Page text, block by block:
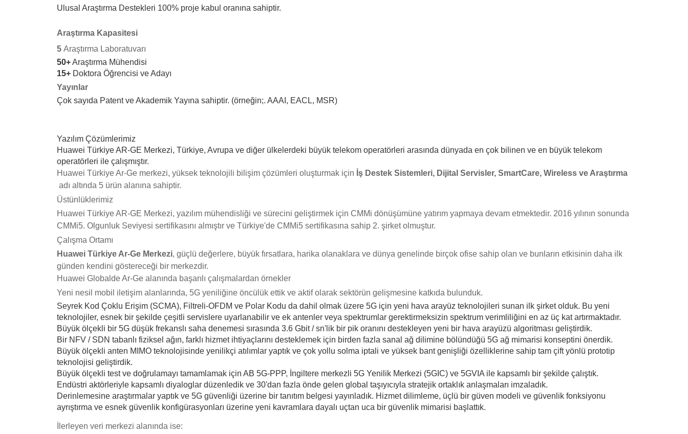
Ulusal Araştırma Destekleri 100% proje kabul oranına sahiptir.
Araştırma Kapasitesi
5 Araştırma Laboratuvarı
50+Araştırma Mühendisi
15+ Doktora Öğrencisi ve Adayı
Yayınlar
Çok sayıda Patent ve Akademik Yayına sahiptir. (örneğin;. AAAI, EACL, MSR)
Yazılım Çözümlerimiz
Huawei Türkiye AR-GE Merkezi, Türkiye, Avrupa ve diğer ülkelerdeki büyük telekom operatörleri arasında dünyada en çok bilinen ve en büyük telekom
operatörleri ile çalışmıştır.
Huawei Türkiye Ar-Ge merkezi, yüksek teknolojili bilişim çözümleri oluşturmak için İş Destek Sistemleri, Dijital Servisler, SmartCare, Wireless ve Araştırma
adı altında 5 ürün alanına sahiptir.
Üstünlüklerimiz
Huawei Türkiye AR-GE Merkezi, yazılım mühendisliği ve sürecini geliştirmek için CMMi dönüşümüne yatırım yapmaya devam etmektedir. 2016 yılının sonunda
CMMi5. Olgunluk Seviyesi sertifikasını almıştır ve Türkiye'de CMMi5 sertifikasına sahip 2. şirket olmuştur.
Çalışma Ortamı
Huawei Türkiye Ar-Ge Merkezi, güçlü değerlere, büyük fırsatlara, harika olanaklara ve dünya genelinde birçok ofise sahip olan ve bunların etkisinin daha ilk
günden kendini göstereceği bir merkezdir.
Huawei Globalde Ar-Ge alanında başarılı çalışmalardan örnekler
Yeni nesil mobil iletişim alanlarında, 5G yeniliğine öncülük ettik ve aktif olarak sektörün gelişmesine katkıda bulunduk.
Seyrek Kod Çoklu Erişim (SCMA), Filtreli-OFDM ve Polar Kodu da dahil olmak üzere 5G için yeni hava arayüz teknolojileri sunan ilk şirket olduk. Bu yeni
teknolojiler, esnek bir şekilde çeşitli servislere uyarlanabilir ve ek antenler veya spektrumlar gerektirmeksizin spektrum verimliliğini en az üç kat artırmaktadır.
Büyük ölçekli bir 5G düşük frekanslı saha denemesi sırasında 3.6 Gbit / sn'lik bir pik oranını destekleyen yeni bir hava arayüzü algoritması geliştirdik.
Bir NFV / SDN tabanlı fiziksel ağın, farklı hizmet ihtiyaçlarını desteklemek için birden fazla sanal ağ dilimine bölündüğü 5G ağ mimarisi konseptini önerdik.
Büyük ölçekli anten MIMO teknolojisinde yenilikçi atılımlar yaptık ve çok yollu solma iptali ve yüksek bant genişliği özelliklerine sahip tam çift yönlü prototip
teknolojisi geliştirdik.
Büyük ölçekli test ve doğrulamayı tamamlamak için AB 5G-PPP, İngiltere merkezli 5G Yenilik Merkezi (5GIC) ve 5GVIA ile kapsamlı bir şekilde çalıştık.
Endüstri aktörleriyle kapsamlı diyaloglar düzenledik ve 30'dan fazla önde gelen global taşıyıcıyla stratejik ortaklık anlaşmaları imzaladık.
Derinlemesine araştırmalar yaptık ve 5G güvenliği üzerine bir tanıtım belgesi yayınladık. Hizmet dilimleme, üçlü bir güven modeli ve güvenlik fonksiyonu
ayrıştırma ve esnek güvenlik konfigürasyonları üzerine yeni kavramlara dayalı uçtan uca bir güvenlik mimarisi başlattık.
İlerleyen veri merkezi alanında ise: